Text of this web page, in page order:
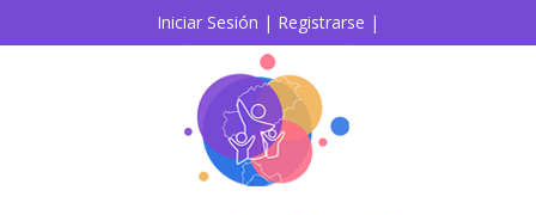
al
Iniciar Sesión | Registrarse |